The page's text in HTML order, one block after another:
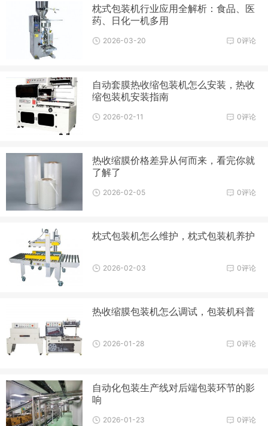
枕式包装机行业应用全解析：食品、医
药、日化一机多用
0评论
2026-03-20
自动套膜热收缩包装机怎么安装，热收
缩包装机安装指南
0评论
2026-02-11
热收缩膜价格差异从何而来，看完你就
了解了
0评论
2026-02-05
枕式包装机怎么维护，枕式包装机养护
0评论
2026-02-03
热收缩膜包装机怎么调试，包装机科普
0评论
2026-01-28
自动化包装生产线对后端包装环节的影
响
0评论
2026-01-23